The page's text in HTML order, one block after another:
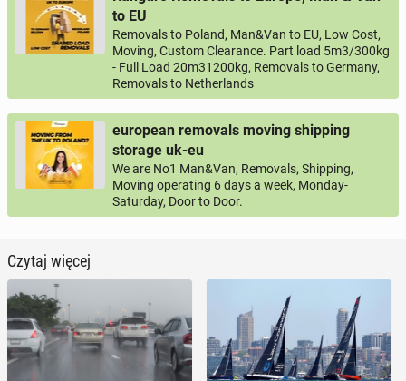
to EU
Removals to Poland, Man&Van to EU, Low Cost,
Moving, Custom Clearance. Part load 5m3/300kg
- Full Load 20m31200kg, Removals to Germany,
Removals to Netherlands
european removals moving shipping
storage uk-eu
We are No1 Man&Van, Removals, Shipping,
Moving operating 6 days a week, Monday-
Saturday, Door to Door.
Czytaj więcej